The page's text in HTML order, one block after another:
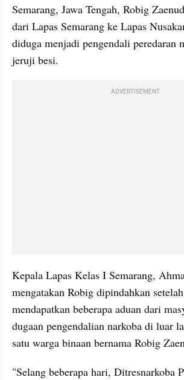
Semarang, Jawa Tengah, Robig
dari Lapas Semarang ke Lapas
diduga menjadi pengendali peredaran
jeruji besi.
ADVERTISEMENT
Kepala Lapas Kelas I Semarang,
mengatakan Robig dipindahkan
mendapatkan beberapa aduan dari
dugaan pengendalian narkoba di luar
satu warga binaan bernama Robig
"Selang beberapa hari, Ditresnarkoba